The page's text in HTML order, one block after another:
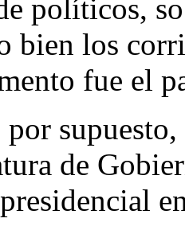
políticos,
bien los
fue el
por
de